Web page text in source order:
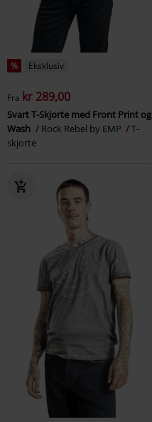
% Eksklusiv
Fra kr 289,00
Svart T-Skjorte med Front Print og
Wash
Rock Rebel by EMP
T-
skjorte